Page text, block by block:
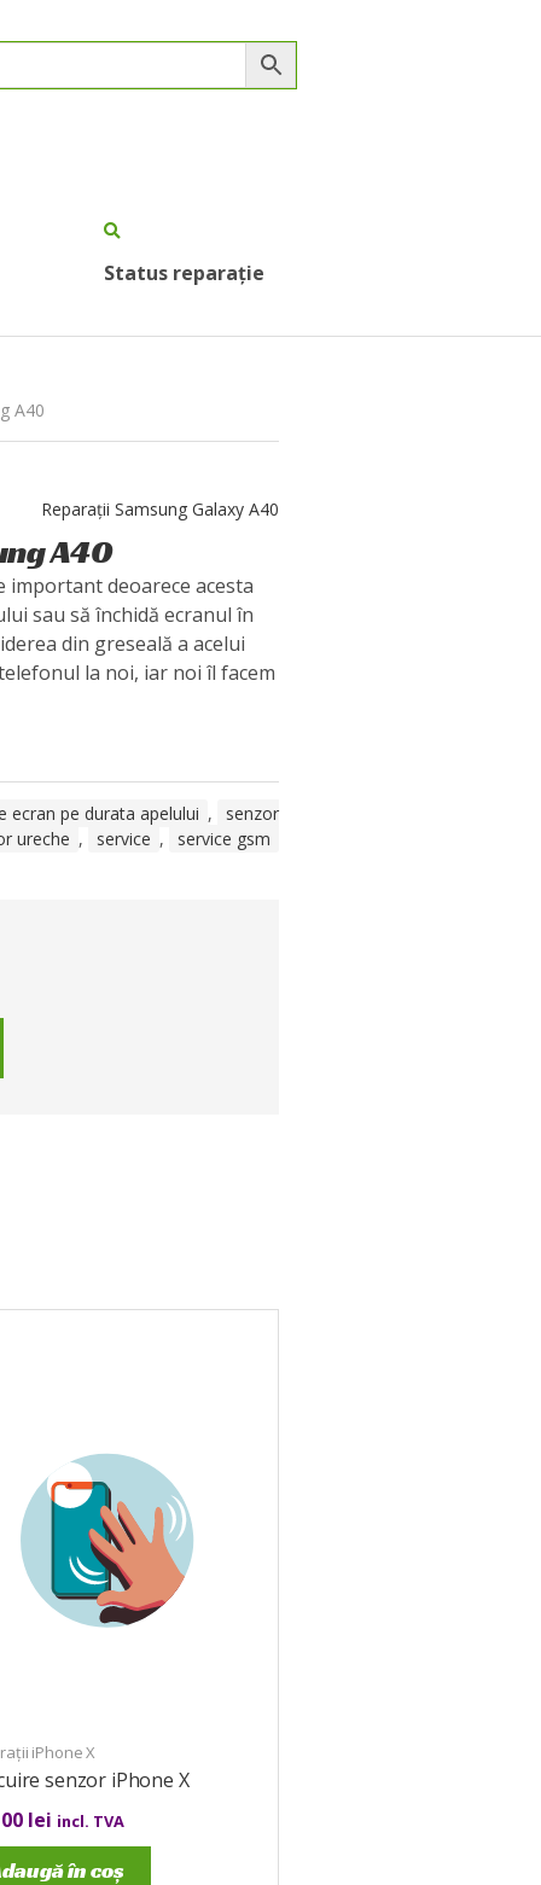
Status reparație
A40
Reparații Samsung Galaxy A40
A40
deoarece acesta
sau să închidă ecranul în
din greseală a acelui
la noi, iar noi îl facem
ecran pe durata apelului ,
senzor
ureche , service , service gsm
iPhone X
senzor iPhone X
lei incl. TVA
în coș